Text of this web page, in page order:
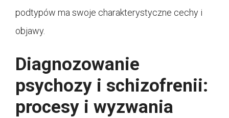
podtypów ma swoje charakterystyczne cechy i
objawy.
Diagnozowanie
psychozy i schizofrenii:
procesy i wyzwania